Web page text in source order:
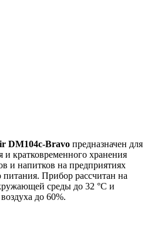
DM104c-Bravo предназначен для
кратковременного хранения
и напитков на предприятиях
Прибор рассчитан на
среды до 32 °С и
до 60%.